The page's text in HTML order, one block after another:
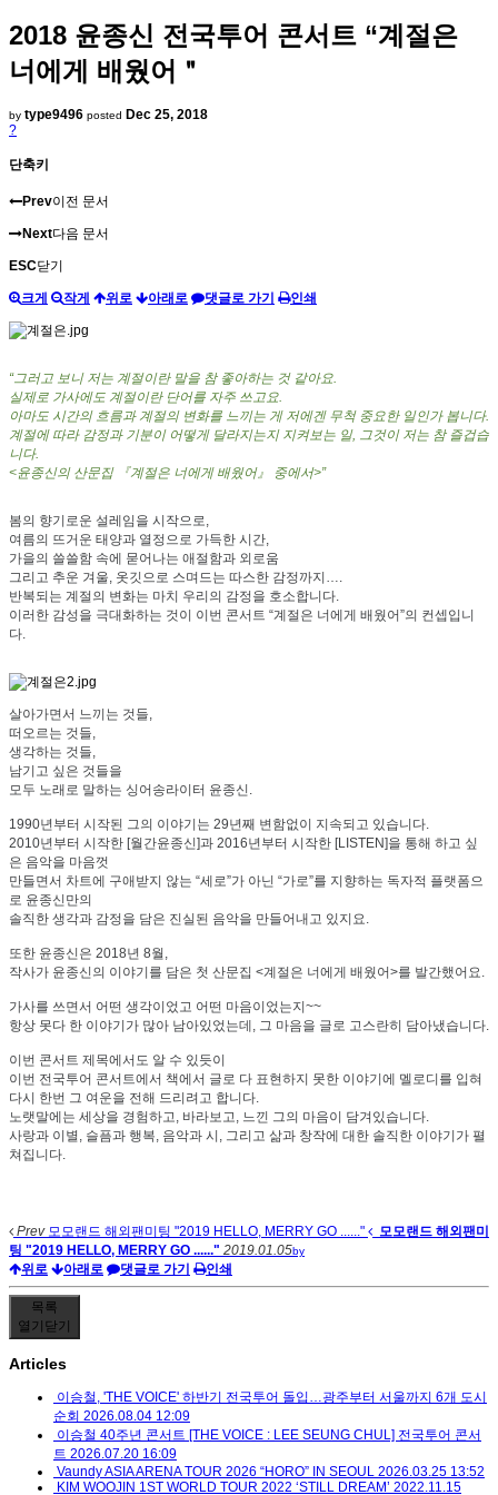
2018 윤종신 전국투어 콘서트 “계절은
너에게 배웠어＂
by type9496 posted Dec 25, 2018
?
단축키
Prev이전 문서
Next다음 문서
ESC닫기
크게 작게 위로 아래로 댓글로 가기 인쇄
“그러고 보니 저는 계절이란 말을 참 좋아하는 것 같아요.
실제로 가사에도 계절이란 단어를 자주 쓰고요.
아마도 시간의 흐름과 계절의 변화를 느끼는 게 저에겐 무척 중요한 일인가 봅니다.
계절에 따라 감정과 기분이 어떻게 달라지는지 지켜보는 일, 그것이 저는 참 즐겁습
니다.
<윤종신의 산문집 『계절은 너에게 배웠어』 중에서>”
봄의 향기로운 설레임을 시작으로,
여름의 뜨거운 태양과 열정으로 가득한 시간,
가을의 쓸쓸함 속에 묻어나는 애절함과 외로움
그리고 추운 겨울, 옷깃으로 스며드는 따스한 감정까지 ….
반복되는 계절의 변화는 마치 우리의 감정을 호소합니다.
이러한 감성을 극대화하는 것이 이번 콘서트 “계절은 너에게 배웠어”의 컨셉입니
다.
살아가면서 느끼는 것들,
떠오르는 것들,
생각하는 것들,
남기고 싶은 것들을
모두 노래로 말하는 싱어송라이터 윤종신 .
1990년부터 시작된 그의 이야기는 29년째 변함없이 지속되고 있습니다.
2010년부터 시작한 [월간윤종신]과 2016년부터 시작한 [LISTEN]을 통해 하고 싶
은 음악을 마음껏
만들면서 차트에 구애받지 않는 “세로”가 아닌 “가로”를 지향하는 독자적 플랫폼으
로 윤종신만의
솔직한 생각과 감정을 담은 진실된 음악을 만들어내고 있지요.
또한 윤종신은 2018년 8월 ,
작사가 윤종신의 이야기를 담은 첫 산문집 <계절은 너에게 배웠어>를 발간했어요.
가사를 쓰면서 어떤 생각이었고 어떤 마음이었는지 ~~
항상 못다 한 이야기가 많아 남아있었는데 , 그 마음을 글로 고스란히 담아냈습니다.
이번 콘서트 제목에서도 알 수 있듯이
이번 전국투어 콘서트에서 책에서 글로 다 표현하지 못한 이야기에 멜로디를 입혀
다시 한번 그 여운을 전해 드리려고 합니다.
노랫말에는 세상을 경험하고, 바라보고, 느낀 그의 마음이 담겨있습니다.
사랑과 이별 , 슬픔과 행복, 음악과 시 , 그리고 삶과 창작에 대한 솔직한 이야기가 펼
쳐집니다.
Prev모모랜드 해외팬미팅 "2019 HELLO, MERRY GO ......"
모모랜드 해외팬미
팅 "2019 HELLO, MERRY GO ......" 2019.01.05by
위로 아래로 댓글로 가기 인쇄
목록
열기 닫기
Articles
이승철, 'THE VOICE' 하반기 전국투어 돌입…광주부터 서울까지 6개 도시
순회 2026.08.04 12:09
이승철 40주년 콘서트 [THE VOICE : LEE SEUNG CHUL] 전국투어 콘서
트 2026.07.20 16:09
Vaundy ASIA ARENA TOUR 2026 “HORO” IN SEOUL 2026.03.25 13:52
KIM WOOJIN 1ST WORLD TOUR 2022 ‘STILL DREAM’ 2022.11.15